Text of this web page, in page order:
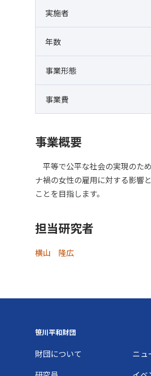
実施者
年数
事業形態
事業費
事業概要
平等で公平な社会の実現のた
ナ禍の女性の雇用に対する影響
ことを目指します。
担当研究者
横山 隆広
Footer
笹川平和財団
財団について
ニュ